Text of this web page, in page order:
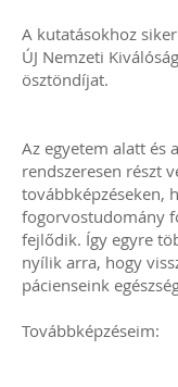
A kutatásokhoz
ÚJ Nemzeti
ösztöndíjat.
Az egyetem alatt és
rendszeresen részt
továbbképzéseken,
fogorvostudomány
fejlődik. Így egyre
nyílik arra, hogy
pácienseink
Továbbképzéseim: